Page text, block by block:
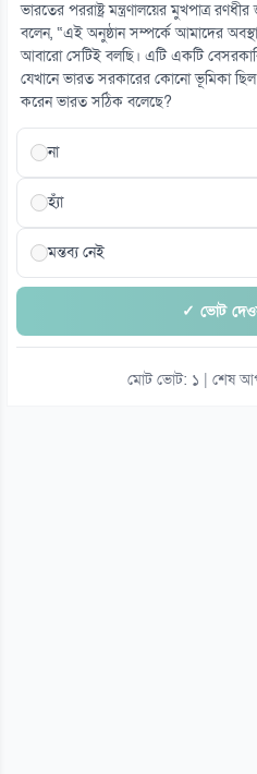
১৫
দিনে ২১ মিনিটেই সন্তানের সঙ্গে
০৯ আগস্ট
ভারতের পররাষ্ট্র মন্ত্রণালয়ের মুখপাত্র
বলেন, “এই অনুষ্ঠান সম্পর্কে আমাদের
আবারো সেটিই বলছি। এটি একটি
যেখানে ভারত সরকারের কোনো ভূমিকা
করেন ভারত সঠিক বলেছে?
না
হ্যাঁ
মন্তব্য নেই
✓ ভোট
মোট ভোট: ১ | শেষ